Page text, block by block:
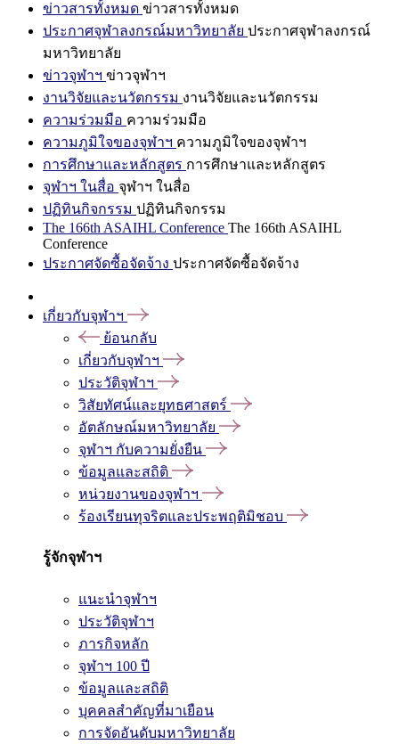
ข่าวสารทั้งหมด ข่าวสารทั้งหมด
ประกาศจุฬาลงกรณ์มหาวิทยาลัย ประกาศจุฬาลงกรณ์
มหาวิทยาลัย
ข่าวจุฬาฯ ข่าวจุฬาฯ
งานวิจัยและนวัตกรรม งานวิจัยและนวัตกรรม
ความร่วมมือ ความร่วมมือ
ความภูมิใจของจุฬาฯ ความภูมิใจของจุฬาฯ
การศึกษาและหลักสูตร การศึกษาและหลักสูตร
จุฬาฯ ในสื่อ จุฬาฯ ในสื่อ
ปฏิทินกิจกรรม ปฏิทินกิจกรรม
The 166th ASAIHL Conference The 166th ASAIHL
Conference
ประกาศจัดซื้อจัดจ้าง ประกาศจัดซื้อจัดจ้าง
เกี่ยวกับจุฬาฯ
ย้อนกลับ
เกี่ยวกับจุฬาฯ
ประวัติจุฬาฯ
วิสัยทัศน์และยุทธศาสตร์
อัตลักษณ์มหาวิทยาลัย
จุฬาฯ กับความยั่งยืน
ข้อมูลและสถิติ
หน่วยงานของจุฬาฯ
ร้องเรียนทุจริตและประพฤติมิชอบ
รู้จักจุฬาฯ
แนะนำจุฬาฯ
ประวัติจุฬาฯ
ภารกิจหลัก
จุฬาฯ 100 ปี
ข้อมูลและสถิติ
บุคคลสำคัญที่มาเยือน
การจัดอันดับมหาวิทยาลัย